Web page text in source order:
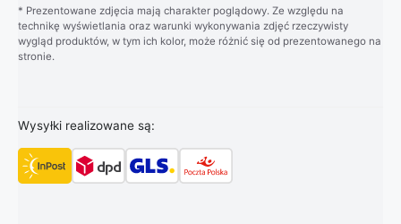
* Prezentowane zdjęcia mają charakter poglądowy. Ze względu na
technikę wyświetlania oraz warunki wykonywania zdjęć rzeczywisty
wygląd produktów, w tym ich kolor, może różnić się od prezentowanego na
stronie.
Wysyłki realizowane są: